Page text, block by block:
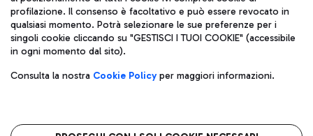
IVA 06572251004
Capitale sociale 62.224.743,00 int. vers.
Sede legale: Via Pier Paolo Racchetti 1 - 00054 Fiumicino (RM)
telefono +39 06 65951
Privacy policy
Note legali
Roma FCO
profilazione. Il consenso è facoltativo e può essere revocato in
qualsiasi momento. Potrà selezionare le sue preferenze per i
singoli cookie cliccando su "GESTISCI I TUOI COOKIE" (accessibile
in ogni momento dal sito).
Consulta la nostra Cookie Policyper maggiori informazioni.